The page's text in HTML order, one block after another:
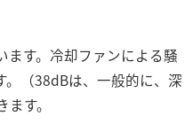
す。冷却ファンによる騒
（38dBは、一般的に、深
す。